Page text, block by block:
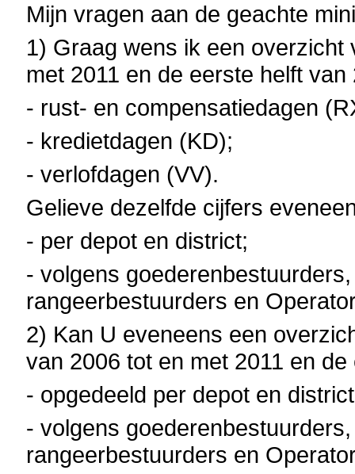
Mijn vragen aan de geachte
1) Graag wens ik een
met 2011 en de eerste helft
- rust- en compensatiedagen
- kredietdagen (KD);
- verlofdagen (VV).
Gelieve dezelfde cijfers
- per depot en district;
- volgens
rangeerbestuurders en
2) Kan U eveneens een
van 2006 tot en met 2011 en
- opgedeeld per depot en
- volgens
rangeerbestuurders en